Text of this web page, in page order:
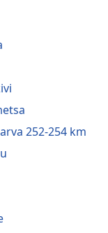
252-254 km